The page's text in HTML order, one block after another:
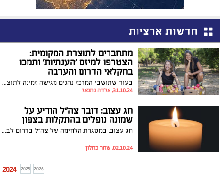
חדשות ארציות
מתחברים לתוצרת המקומית:
הצטרפו למיזם 'הענתיות' ותמכו
בחקלאי הדרום והערבה
בעוד שתושבי המרכז נהנים מגישה זמינה לתוצרת טרייה, תושבי הדרום והערבה לוקחים יוזמה ומנגישים תוצרת חקלאית איכותית היישר מהמשקים המקומיים – צעד שמחזק את החקלאות הישראלית ומבטא סולידריות בתקופה מאתגרת. כעת, בעזרתם של התושבים עצמם ובשיתוף מיזם 'הענתיות' המחבר בין חקלאים לצרכנים מכל רחבי הארץ, מוקמות נקודות חלוקה חדשות ביישובים שונים במטרה להביא לתושבים תוצרת איכותית היישר מהמשקים, ולעודד את החקלאות המקומית
31.10.24, אלדה נתנאל
חג עצוב: דובר צה"ל הודיע על
שמונה נופלים בהתקלות בצפון
חג עצוב. במסגרת הלחימה של צה"ל בדרום לבנון, דובר צה"ל הותיר לפרסום את שמותיהם של 8 לוחמים. יהיה זכרם ברוך
02.10.24, שחר כחלון
2024 2025 2026